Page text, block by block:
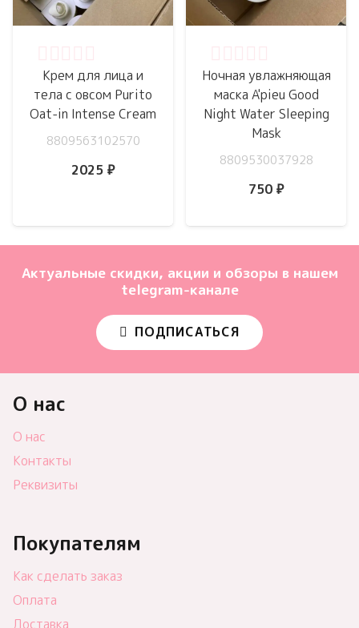
Крем для лица и
тела с овсом Purito
Oat-in Intense Cream
8809563102570
2025 ₽
Ночная увлажняющая
маска A'pieu Good
Night Water Sleeping
Mask
8809530037928
750 ₽
Актуальные скидки, акции и обзоры в нашем
telegram-канале
ПОДПИСАТЬСЯ
О нас
О нас
Контакты
Реквизиты
Покупателям
Как сделать заказ
Оплата
Доставка